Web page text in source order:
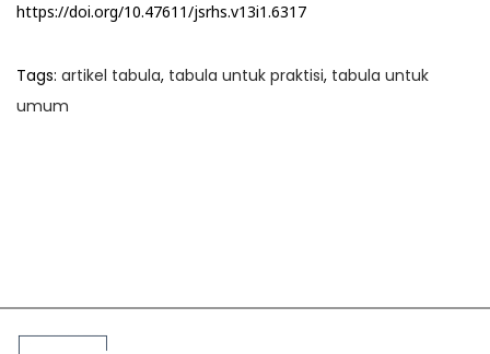
https://doi.org/10.47611/jsrhs.v13i1.6317
Tags: artikel tabula, tabula untuk praktisi, tabula untuk
umum
t